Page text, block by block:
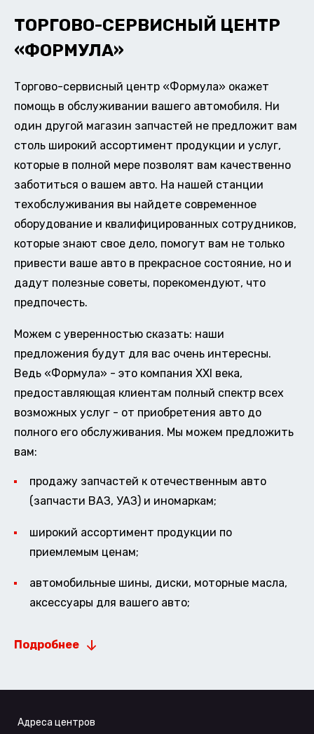
ТОРГОВО-СЕРВИСНЫЙ ЦЕНТР
«ФОРМУЛА»
Торгово-сервисный центр «Формула» окажет
помощь в обслуживании вашего автомобиля. Ни
один другой магазин запчастей не предложит вам
столь широкий ассортимент продукции и услуг,
которые в полной мере позволят вам качественно
заботиться о вашем авто. На нашей станции
техобслуживания вы найдете современное
оборудование и квалифицированных сотрудников,
которые знают свое дело, помогут вам не только
привести ваше авто в прекрасное состояние, но и
дадут полезные советы, порекомендуют, что
предпочесть.
Можем с уверенностью сказать: наши
предложения будут для вас очень интересны.
Ведь «Формула» - это компания XXI века,
предоставляющая клиентам полный спектр всех
возможных услуг - от приобретения авто до
полного его обслуживания. Мы можем предложить
вам:
продажу запчастей к отечественным авто
(запчасти ВАЗ, УАЗ) и иномаркам;
широкий ассортимент продукции по
приемлемым ценам;
автомобильные шины, диски, моторные масла,
аксессуары для вашего авто;
Подробнее
Адреса центров